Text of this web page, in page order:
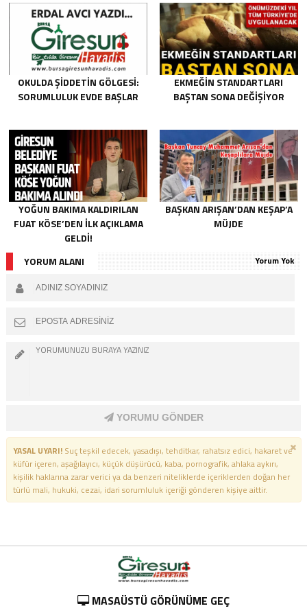
OKULDA ŞIDDETIN GÖLGESI:
SORUMLULUK EVDE BAŞLAR
EKMEĞIN STANDARTLARI
BAŞTAN SONA DEĞIŞIYOR
YOĞUN BAKIMA KALDIRILAN
FUAT KÖSE’DEN İLK AÇIKLAMA
GELDI!
BAŞKAN ARIŞAN’DAN KEŞAP’A
MÜJDE
YORUM ALANI Yorum Yok
YORUMU GÖNDER
YASAL UYARI!Suç teşkil edecek, yasadışı, tehditkar, rahatsız edici, hakaret ve
küfür içeren, aşağılayıcı, küçük düşürücü, kaba, pornografik, ahlaka aykırı,
kişilik haklarına zarar verici ya da benzeri niteliklerde içeriklerden doğan her
türlü mali, hukuki, cezai, idari sorumluluk içeriği gönderen kişiye aittir.
MASAÜSTÜ GÖRÜNÜME GEÇ